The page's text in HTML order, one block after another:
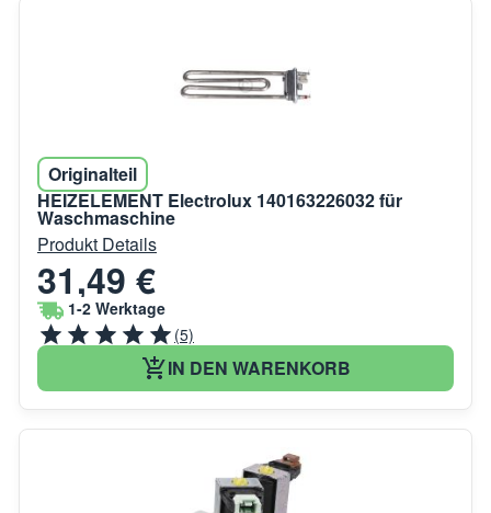
Originalteil
HEIZELEMENT Electrolux 140163226032 für
Waschmaschine
Produkt Details
31,49 €
1-2 Werktage
(5)
IN DEN WARENKORB